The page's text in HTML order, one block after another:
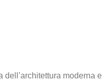
dell’architettura moderna e